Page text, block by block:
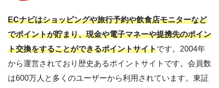
ECナビはショッピングや旅行予約や飲食店モニターなど
でポイントが貯まり、現金や電子マネーや提携先のポイン
ト交換をすることができるポイントサイトです。 2004年
から運営されており歴史あるポイントサイトです。会員数
は600万人と多くのユーザーから利用されています。東証